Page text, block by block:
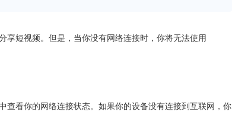
享短视频。但是，当你没有网络连接时，你将无法使用
查看你的网络连接状态。如果你的设备没有连接到互联网，你